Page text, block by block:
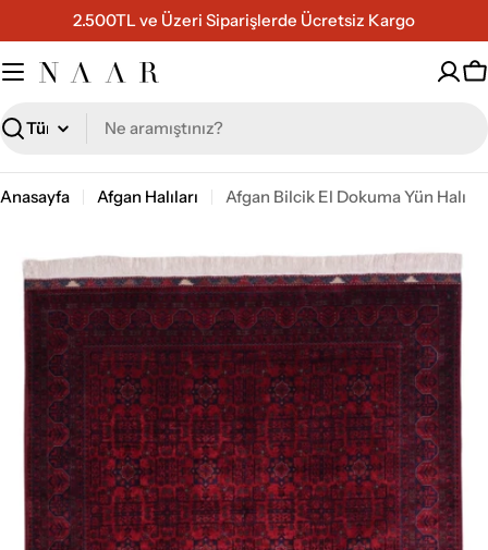
geç
2.500TL ve Üzeri Siparişlerde Ücretsiz Kargo
Ara
Anasayfa Afgan Halıları Afgan Bilcik El Dokuma Yün Halı